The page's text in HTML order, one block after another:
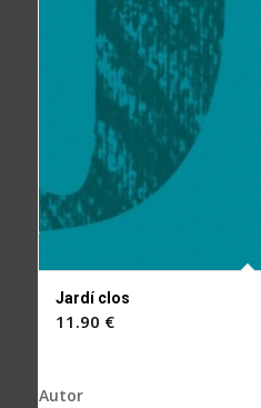
Jardí clos
11.90 €
Autor